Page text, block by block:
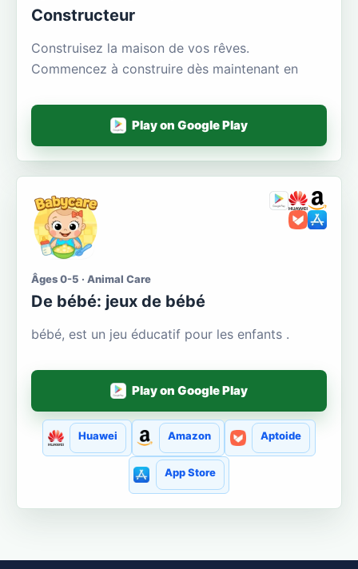
Constructeur
Construisez la maison de vos rêves.
Commencez à construire dès maintenant en
Play on Google Play
Âges 0-5 · Animal Care
De bébé: jeux de bébé
bébé, est un jeu éducatif pour les enfants .
Play on Google Play
Huawei Amazon Aptoide
App Store